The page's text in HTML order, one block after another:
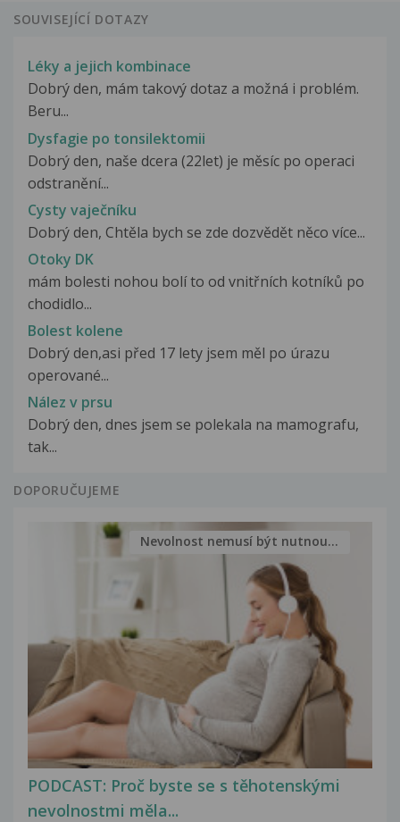
SOUVISEJÍCÍ DOTAZY
Léky a jejich kombinace
Dobrý den, mám takový dotaz a možná i problém.
Beru...
Dysfagie po tonsilektomii
Dobrý den, naše dcera (22let) je měsíc po operaci
odstranění...
Cysty vaječníku
Dobrý den, Chtěla bych se zde dozvědět něco více...
Otoky DK
mám bolesti nohou bolí to od vnitřních kotníků po
chodidlo...
Bolest kolene
Dobrý den,asi před 17 lety jsem měl po úrazu
operované...
Nález v prsu
Dobrý den, dnes jsem se polekala na mamografu,
tak...
DOPORUČUJEME
PODCAST: Proč byste se s těhotenskými
nevolnostmi měla...
Nevolnost nemusí být nutnou...